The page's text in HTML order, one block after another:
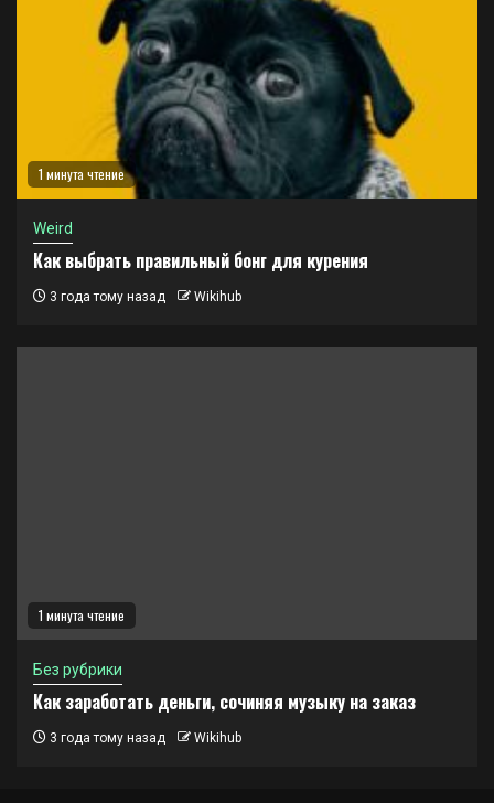
1 минута чтение
Weird
Как выбрать правильный бонг для курения
3 года тому назад Wikihub
1 минута чтение
Без рубрики
Как заработать деньги, сочиняя музыку на заказ
3 года тому назад Wikihub